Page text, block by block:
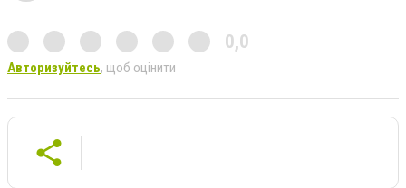
0,0
Авторизуйтесь, щоб оцінити